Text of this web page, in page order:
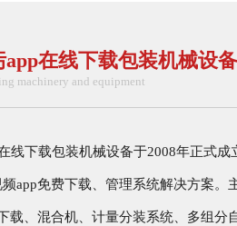
在线下载包装机械设备
machinery and equipment
下载包装机械设备于2008年正式成立
免费下载、管理系统解决方案。主
载、混合机、计量分装系统、